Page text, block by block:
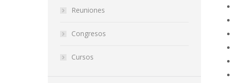
Reuniones
Congresos
Cursos